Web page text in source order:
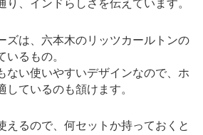
り、インドらしさを伝えています。
ズは、六本木のリッツカールトンの
いるもの。
ない使いやすいデザインなので、ホ
しているのも頷けます。
えるので、何セットか持っておくと